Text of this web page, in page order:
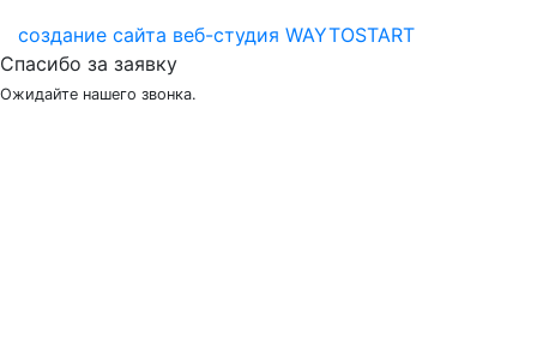
создание сайта веб-студия WAYTOSTART
Спасибо за заявку
Ожидайте нашего звонка.